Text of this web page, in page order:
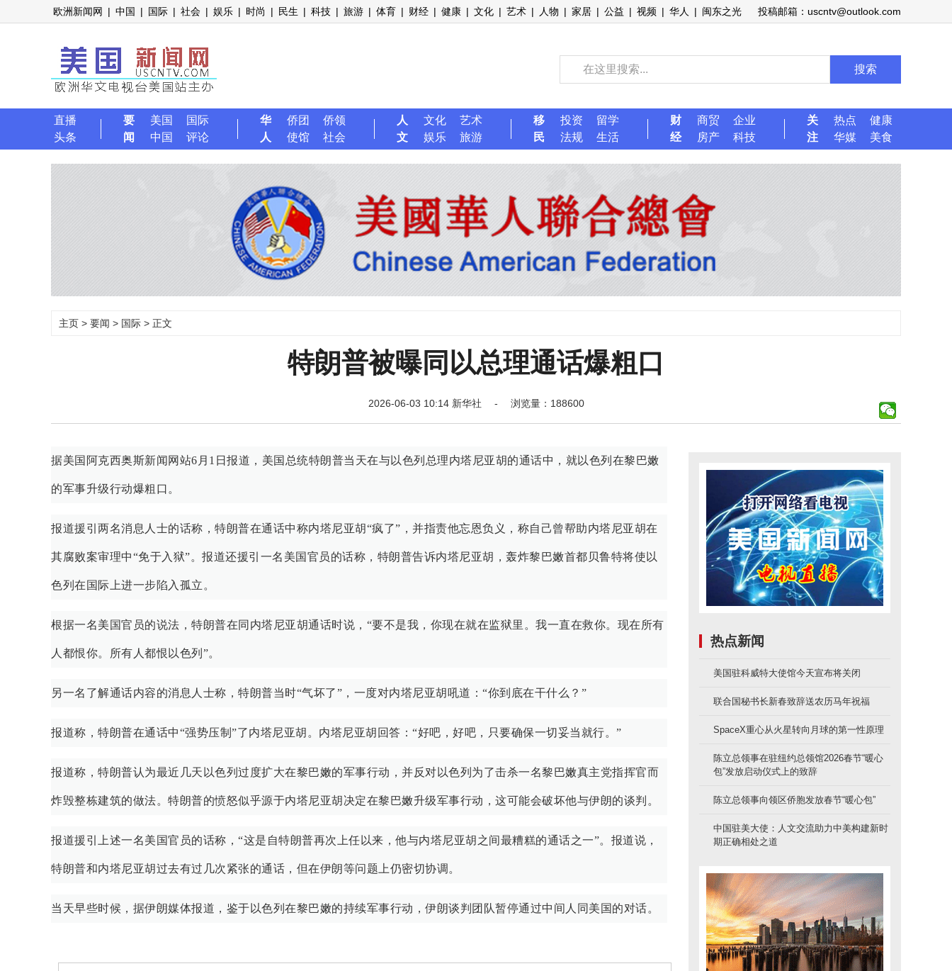
欧洲新闻网 | 中国 | 国际 | 社会 | 娱乐 | 时尚 | 民生 | 科技 | 旅游 | 体育 | 财经 | 健康 | 文化 | 艺术 | 人物 | 家居 | 公益 | 视频 | 华人 | 闽东之光 投稿邮箱：uscntv@outlook.com
搜索
直播
头条
要
闻
美国
国际
中国
评论
华
人
侨团
侨领
使馆
社会
人
文
文化
艺术
娱乐
旅游
移
民
投资
留学
法规
生活
财
经
商贸
企业
房产
科技
关
注
热点
健康
华媒
美食
主页 > 要闻 > 国际 > 正文
特朗普被曝同以总理通话爆粗口
2026-06-03 10:14 新华社 - 浏览量：188600
据美国阿克西奥斯新闻网站6月1日报道，美国总统特朗普当天在与以色列总理内塔尼亚胡的通话中，就以色列在黎巴嫩
的军事升级行动爆粗口。
报道援引两名消息人士的话称，特朗普在通话中称内塔尼亚胡“疯了”，并指责他忘恩负义，称自己曾帮助内塔尼亚胡在
其腐败案审理中“免于入狱”。报道还援引一名美国官员的话称，特朗普告诉内塔尼亚胡，轰炸黎巴嫩首都贝鲁特将使以
色列在国际上进一步陷入孤立。
根据一名美国官员的说法，特朗普在同内塔尼亚胡通话时说，“要不是我，你现在就在监狱里。我一直在救你。现在所有
人都恨你。所有人都恨以色列”。
另一名了解通话内容的消息人士称，特朗普当时“气坏了”，一度对内塔尼亚胡吼道：“你到底在干什么？”
报道称，特朗普在通话中“强势压制”了内塔尼亚胡。内塔尼亚胡回答：“好吧，好吧，只要确保一切妥当就行。”
报道称，特朗普认为最近几天以色列过度扩大在黎巴嫩的军事行动，并反对以色列为了击杀一名黎巴嫩真主党指挥官而
炸毁整栋建筑的做法。特朗普的愤怒似乎源于内塔尼亚胡决定在黎巴嫩升级军事行动，这可能会破坏他与伊朗的谈判。
报道援引上述一名美国官员的话称，“这是自特朗普再次上任以来，他与内塔尼亚胡之间最糟糕的通话之一”。报道说，
特朗普和内塔尼亚胡过去有过几次紧张的通话，但在伊朗等问题上仍密切协调。
当天早些时候，据伊朗媒体报道，鉴于以色列在黎巴嫩的持续军事行动，伊朗谈判团队暂停通过中间人同美国的对话。
热点新闻
美国驻科威特大使馆今天宣布将关闭
联合国秘书长新春致辞送农历马年祝福
SpaceX重心从火星转向月球的第一性原理
陈立总领事在驻纽约总领馆2026春节“暖心
包”发放启动仪式上的致辞
陈立总领事向领区侨胞发放春节“暖心包”
中国驻美大使：人文交流助力中美构建新时
期正确相处之道